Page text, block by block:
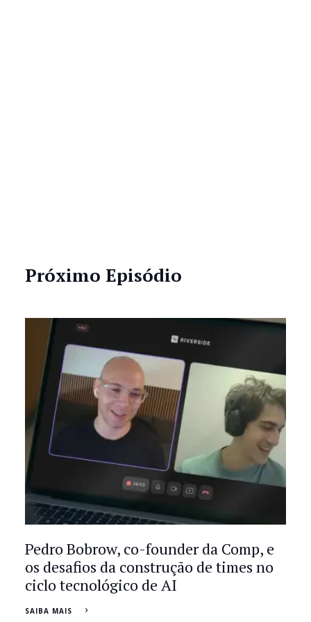
Próximo Episódio
Pedro Bobrow, co-founder da Comp, e
os desafios da construção de times no
ciclo tecnológico de AI
SAIBA MAIS